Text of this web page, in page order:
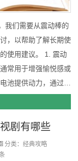
我们需要从震动棒的
，以帮助了解长期使
议。 1. 震动
常用于增强愉悦感或
池提供动力，通过内
硅胶、ABS塑料或其
安全。 震动棒的使
剧有哪些
分类： 经典攻略